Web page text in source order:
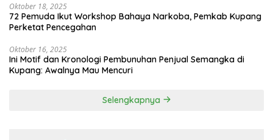
Oktober 18, 2025
72 Pemuda Ikut Workshop Bahaya Narkoba, Pemkab Kupang
Perketat Pencegahan
Oktober 16, 2025
Ini Motif dan Kronologi Pembunuhan Penjual Semangka di
Kupang: Awalnya Mau Mencuri
Selengkapnya